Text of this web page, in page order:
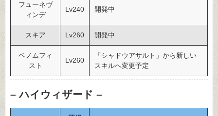
フューネヴ
ィンデ
Lv240 開発中
スキア Lv260 開発中
ベノムフィ
スト
Lv260
「シャドウアサルト」から新しい
スキルへ変更予定
– ハイウィザード –